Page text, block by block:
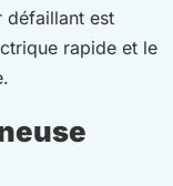
défaillant est
rapide et le